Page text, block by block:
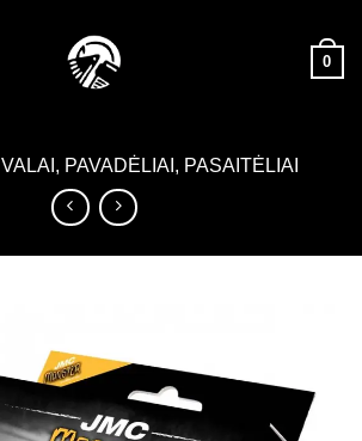
0
VALAI, PAVADĖLIAI, PASAITĖLIAI